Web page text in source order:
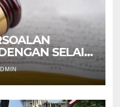
SELAIN
DALAM
SYARAH